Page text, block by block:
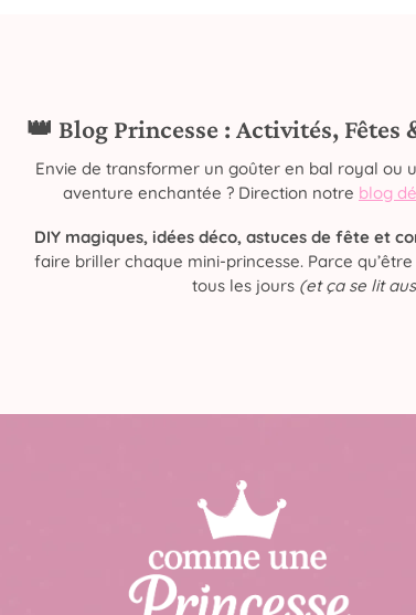
👑 Blog Princesse : Activités, Fêtes
Envie de transformer un goûter en bal royal ou
aventure enchantée ? Direction notre blog
DIY magiques, idées déco, astuces de fête et
faire briller chaque mini-princesse. Parce
tous les jours (et ça se lit